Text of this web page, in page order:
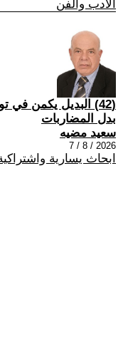
الادب والفن
(42) البديل يكمن في
بدل المضاربات
سعيد مضيه
2026 / 8 / 7
ابحاث يسارية